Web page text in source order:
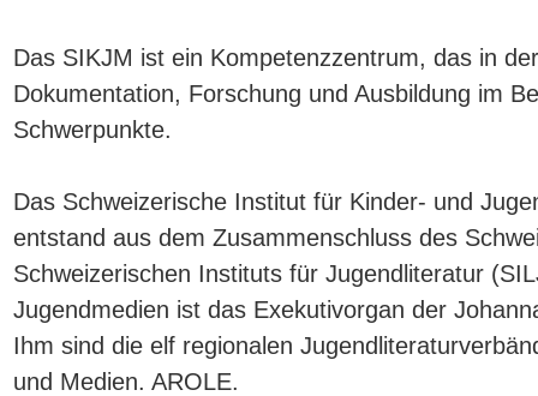
Das SIKJM ist ein Kompetenzzentrum, das in
Dokumentation, Forschung und Ausbildung im
Schwerpunkte.
Das Schweizerische Institut für Kinder- und
entstand aus dem Zusammenschluss des
Schweizerischen Instituts für Jugendliteratur
Jugendmedien ist das Exekutivorgan der
Ihm sind die elf regionalen
und Medien. AROLE.